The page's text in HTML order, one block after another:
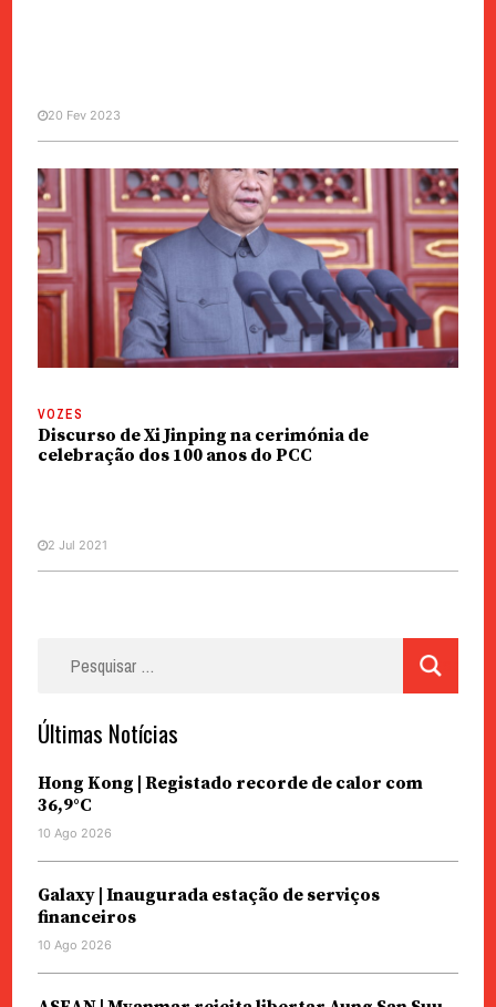
CHINA / ÁSIA
Partido Comunista Chinês
publica edição inglesa da sua
história centenária
20 Fev 2023
VOZES
Discurso de Xi Jinping na cerimónia de
celebração dos 100 anos do PCC
2 Jul 2021
Últimas Notícias
Hong Kong | Registado recorde de calor com
36,9°C
10 Ago 2026
Galaxy | Inaugurada estação de serviços
financeiros
10 Ago 2026